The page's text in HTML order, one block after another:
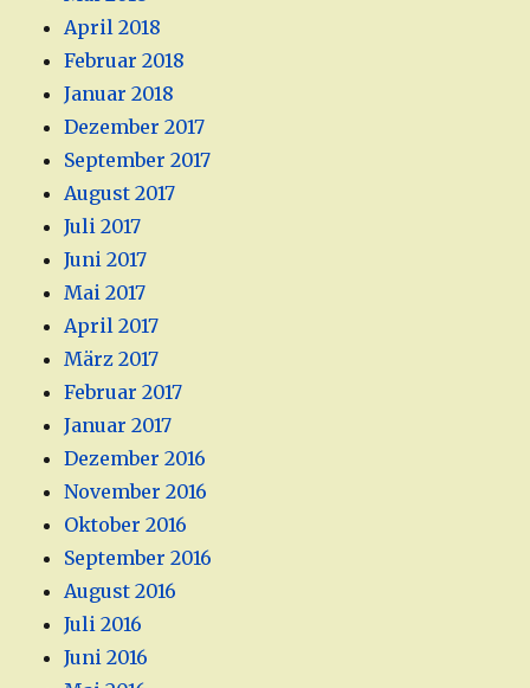
April 2018
Februar 2018
Januar 2018
Dezember 2017
September 2017
August 2017
Juli 2017
Juni 2017
Mai 2017
April 2017
März 2017
Februar 2017
Januar 2017
Dezember 2016
November 2016
Oktober 2016
September 2016
August 2016
Juli 2016
Juni 2016